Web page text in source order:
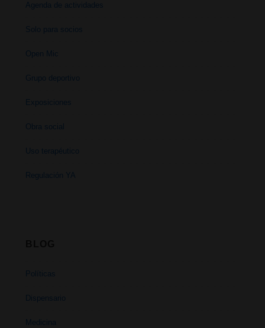
Agenda de actividades
Solo para socios
Open Mic
Grupo deportivo
Exposiciones
Obra social
Uso terapéutico
Regulación YA
Políticas
Dispensario
Medicina